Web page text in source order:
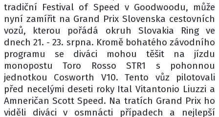
tradiční Festival of Speed v Goodwoodu, může
nyní zamířit na Grand Prix Slovenska cestovních
vozů, kterou pořádá okruh Slovakia Ring ve
dnech 21. - 23. srpna. Kromě bohatého závodního
programu se diváci mohou těšit na jízdu
monopostu Toro Rosso STR1 s pohonnou
jednotkou Cosworth V10. Tento vůz pilotovali
před necelými deseti roky Ital Vitantonio Liuzzi a
Amneričan Scott Speed. Na tratích Grand Prix ho
viděli diváci v osmnácti případech a nejlepší